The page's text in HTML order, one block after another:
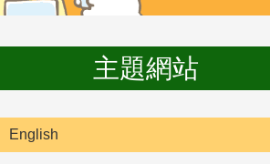
主題網站
English